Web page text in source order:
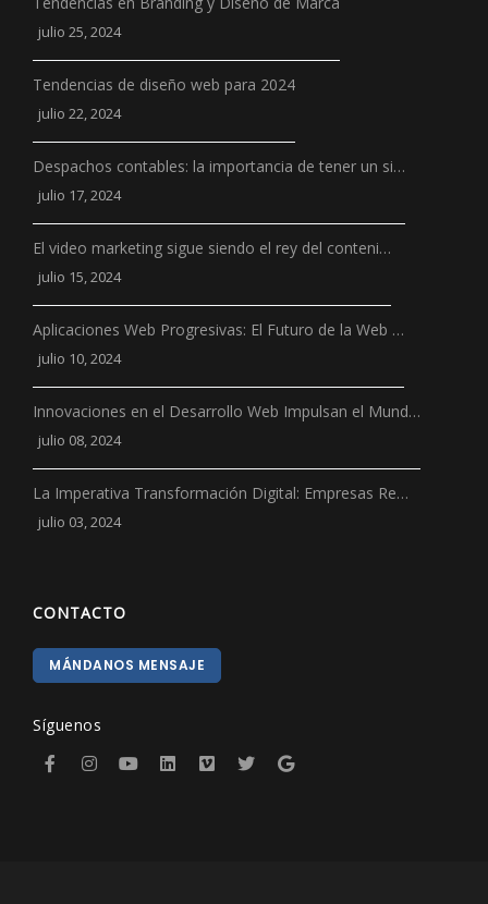
julio 25, 2024
Tendencias de diseño web para 2024
julio 22, 2024
Despachos contables: la importancia de tener un si…
julio 17, 2024
El video marketing sigue siendo el rey del conteni…
julio 15, 2024
Aplicaciones Web Progresivas: El Futuro de la Web …
julio 10, 2024
Innovaciones en el Desarrollo Web Impulsan el Mund…
julio 08, 2024
La Imperativa Transformación Digital: Empresas Re…
julio 03, 2024
CONTACTO
MÁNDANOS MENSAJE
Síguenos